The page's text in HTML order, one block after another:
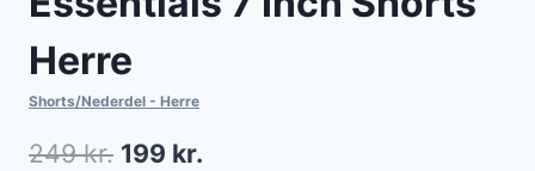
Herre
Shorts/Nederdel - Herre
249kr. Den
199 kr.